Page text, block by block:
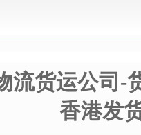
流货运公司-
香港发